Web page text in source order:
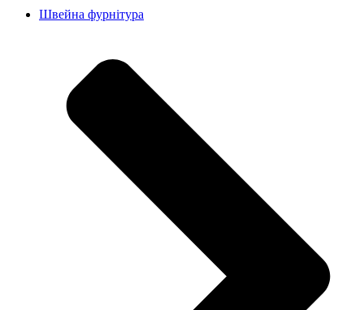
Швейна фурнітура